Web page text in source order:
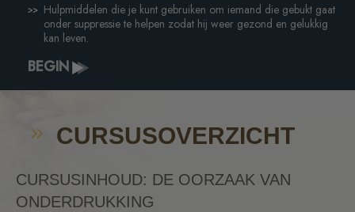
Hulpmiddelen die je kunt gebruiken om iemand die gebukt gaat
onder suppressie te helpen zodat hij weer gezond en gelukkig
kan leven.
BEGIN
CURSUSOVERZICHT
CURSUSINHOUD: DE OORZAAK VAN
ONDERDRUKKING